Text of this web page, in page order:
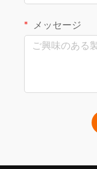
メッセージ